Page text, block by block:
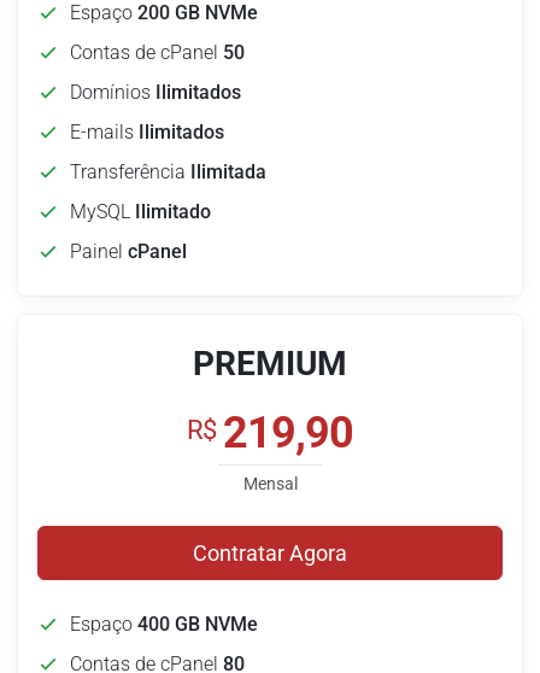
Espaço 200 GB NVMe
Contas de cPanel 50
Domínios Ilimitados
E-mails Ilimitados
Transferência Ilimitada
MySQL Ilimitado
Painel cPanel
PREMIUM
R$ 219,90
Mensal
Contratar Agora
Espaço 400 GB NVMe
Contas de cPanel 80